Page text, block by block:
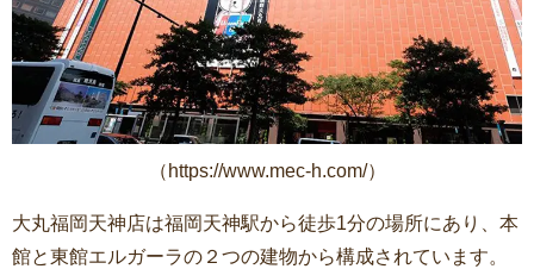
（https://www.mec-h.com/）
大丸福岡天神店は福岡天神駅から徒歩1分の場所にあり、本
館と東館エルガーラの２つの建物から構成されています。